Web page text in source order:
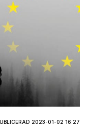
2023-01-02 16:27